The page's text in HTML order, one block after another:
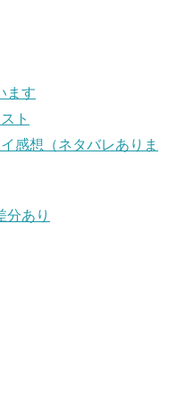
ます
ト
感想（ネタバレありま
あり